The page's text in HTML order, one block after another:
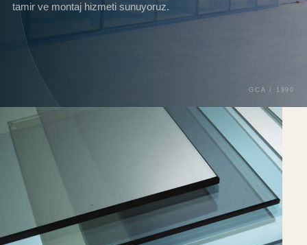
tamir ve montaj hizmeti sunuyoruz.
GCA / 1990